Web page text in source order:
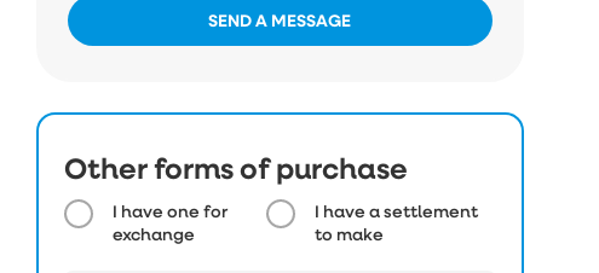
SEND A MESSAGE
Other forms of purchase
I have one for
exchange
I have a settlement
to make